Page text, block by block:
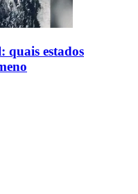
quais estados